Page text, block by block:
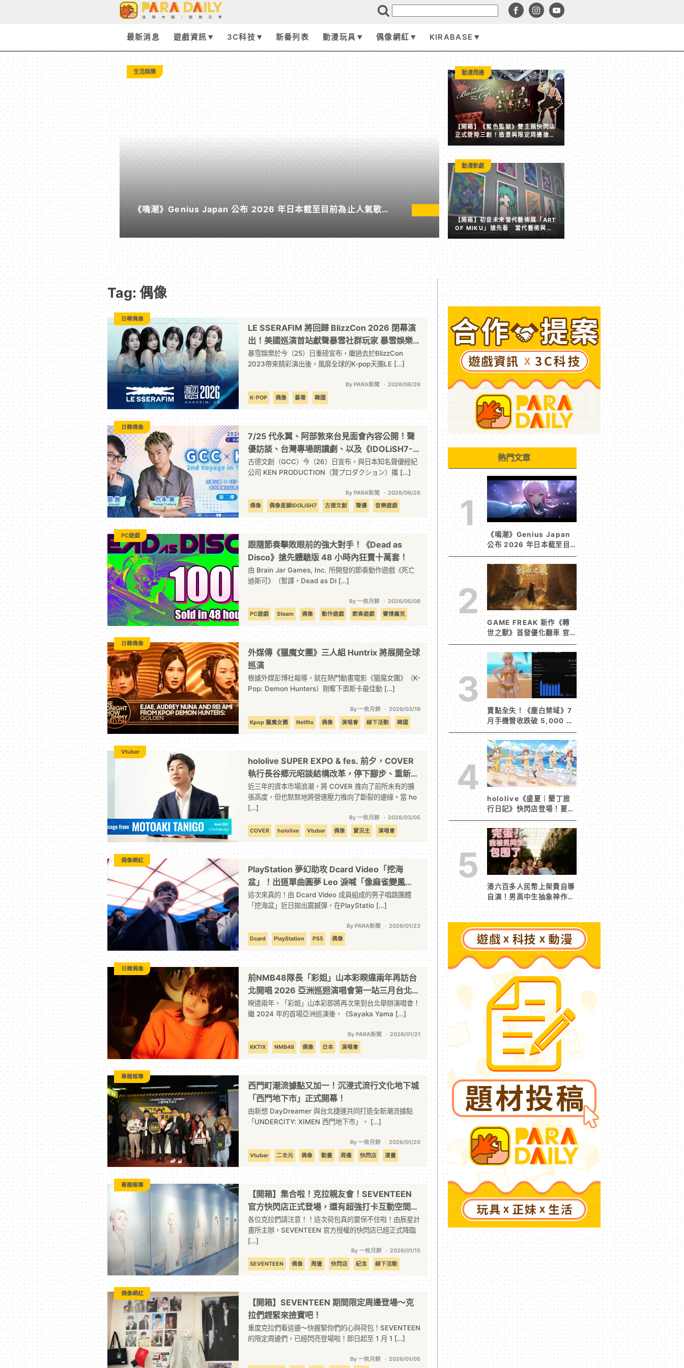
像
-
Paradaily
-
遊
戲
｜
動
漫
二
次
元
｜
3C
科
技
全
方
位
資
訊
平
台
最新消息 遊戲資訊 3C科技 新番列表 動漫玩具 偶像網紅 KIRABASE
生活娛樂
《鳴潮》Genius Japan 公布 2026 年日本截至目前為止人氣歌單
《遠航星的告別》&《自無垠處歸航之星》入榜
遊戲資訊
賣點全失！《塵白禁域》7 月手機營收跌破 5,000 美元
後玩家大量流失
【開箱】《藍色監獄》雙主題快閃店
正式登陸三創！造景與限定周邊搶先
動漫周邊
【開箱】初音未來當代藝術展「ART
OF MIKU」搶先看 當代藝術與虛
擬歌姬激盪出的全新火花
動漫影劇
Tag: 偶像
日韓偶像
LE SSERAFIM 將回歸 BlizzCon 2026 閉幕演
出！美國巡演首站獻聲暴雪社群玩家 暴雪娛樂
全球盛會迎接最後倒數 今年9月齊聚安那漢會
議中心一同歡慶
暴雪娛樂於今（25）日重磅宣布，繼過去於BlizzCon
2023帶來精彩演出後，風靡全球的K-pop天團LE […]
By PARA新聞
2026/06/26
K-POP
偶像 暴雪 韓國
日韓偶像
7/25 代永翼、阿部敦來台見面會內容公開！聲
優訪談、台灣專場朗讀劇、以及《IDOLiSH7-
偶像星願-》迷你現場配音也將登場！
古德文創（GCC）今（26）日宣布，與日本知名聲優經紀
公司 KEN PRODUCTION（賢プロダクション）攜 […]
By PARA新聞
2026/06/26
偶像
偶像星願IDOLiSH7 古德文創 聲優 音樂遊戲
PC遊戲
跟隨節奏擊敗眼前的強大對手！《Dead as
Disco》搶先體驗版 48 小時內狂賣十萬套！
由 Brain Jar Games, Inc. 所開發的節奏動作遊戲《死亡
迪斯可》（暫譯，Dead as Di […]
By 一枚月餅
2026/05/08
PC遊戲
Steam 偶像 動作遊戲 節奏遊戲 賽博龐克
音樂
日韓偶像
外媒傳《獵魔女團》三人組 Huntrix 將展開全球
巡演
根據外媒彭博社報導，就在熱門動畫電影《獵魔女團》（K-
Pop: Demon Hunters）剛奪下奧斯卡最佳動 […]
By 一枚月餅
2026/03/19
Kpop 獵魔女團
Netflix 偶像 演唱會 線下活動 韓國
Vtuber
hololive SUPER EXPO & fes. 前夕，COVER
執行長谷郷元昭談結構改革，停下腳步、重新審
視的經營決心
近三年的資本市場浪潮，將 COVER 推向了前所未有的擴
張高度，但也默默地將營運壓力推向了斷裂的邊緣。當 ho
[…]
By 一枚月餅
2026/03/05
COVER
hololive Vtuber 偶像 實況主 演唱會
線下活動
偶像網紅
PlayStation 夢幻助攻 Dcard Video「挖海
盆」！出道單曲圓夢 Leo 淚喊「像麻雀變鳳
凰」主委、梅伯聯手操刀歌詞自封粉絲「專屬網
公」
這次來真的！由 Dcard Video 成員組成的男子唱跳團體
「挖海盆」近日拋出震撼彈，在PlayStatio […]
By PARA新聞
2026/01/23
Dcard
PlayStation PS5 偶像
日韓偶像
前NMB48隊長「彩姐」山本彩睽違兩年再訪台
北開唱 2026 亞洲巡迴演唱會第一站三月台北登
場
暌違兩年，「彩姐」山本彩即將再次來到台北舉辦演唱會！
繼 2024 年的首場亞洲巡演後，《Sayaka Yama […]
By PARA新聞
2026/01/21
KKTIX
NMB48 偶像 日本 演唱會
專題報導
西門町潮流據點又加一！沉浸式流行文化地下城
「西門地下市」正式開幕！
由新想 DayDreamer 與台北捷運共同打造全新潮流據點
「UNDERCITY: XIMEN 西門地下市」， […]
By 一枚月餅
2026/01/20
Vtuber
二次元 偶像 動畫 周邊 快閃店 漫畫
線下活動 聯名 西門町 遊戲
專題報導
【開箱】集合啦！克拉親友會！SEVENTEEN
官方快閃店正式登場，還有超強打卡互動空間等
你蒞臨
各位克拉們請注意！！這次荷包真的要保不住啦！由辰星計
畫所主辦，SEVENTEEN 官方授權的快閃店已經正式降臨
[…]
By 一枚月餅
2026/01/15
SEVENTEEN
偶像 周邊 快閃店 紀念 線下活動
韓國
偶像網紅
【開箱】SEVENTEEN 期間限定周邊登場～克
拉們趕緊來撿寶吧！
重度克拉們看這邊～快握緊你們的心與荷包！SEVENTEEN
的限定周邊們，已經閃亮登場啦！即日起至 1 月 1 […]
By 一枚月餅 2026/01/05
熱門文章
1
《鳴潮》Genius Japan
公布 2026 年日本截至目
前為止人氣歌單《遠航星的
告別》&《自無垠處歸航之
星》入榜
2
GAME FREAK 新作《轉
世之獸》首發優化翻車 官
方急發聲明承諾提供大量更
新彌補
3
賣點全失！《塵白禁域》7
月手機營收跌破 5,000 美
元 停服整改後玩家大量流
失
4
hololive《盛夏｜墾丁旅
行日記》快閃店登場！夏日
風情限定周邊首度公開
5
湊六百多人民幣上架費自導
自演！男高中生抽象神作
《完蛋！我被男同學包圍
了》突然爆紅